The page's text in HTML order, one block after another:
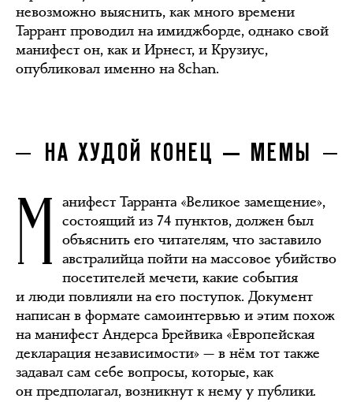
невозможно выяснить, как много времени
Таррант проводил на имиджборде, однако свой
манифест он, как и Ирнест, и Крузиус,
опубликовал именно на 8chan.
НА ХУДОЙ КОНЕЦ — МЕМЫ
М анифест Тарранта «Великое замещение»,
состоящий из 74 пунктов, должен был
объяснить его читателям, что заставило
австралийца пойти на массовое убийство
посетителей мечети, какие события
и люди повлияли на его поступок. Документ
написан в формате самоинтервью и этим похож
на манифест Андерса Брейвика «Европейская
декларация независимости» — в нём тот также
задавал сам себе вопросы, которые, как
он предполагал, возникнут к нему у публики.